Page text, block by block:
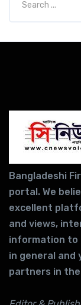
Bangladeshi
portal. We
excellent
and views,
information to
in general and
partners in